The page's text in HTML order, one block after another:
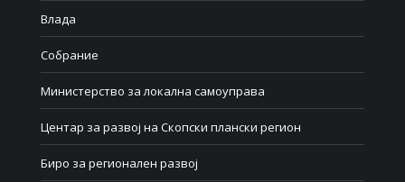
Влада
Собрание
Министерство за локална самоуправа
Центар за развој на Скопски плански регион
Биро за регионален развој